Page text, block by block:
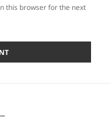
this browser for the next